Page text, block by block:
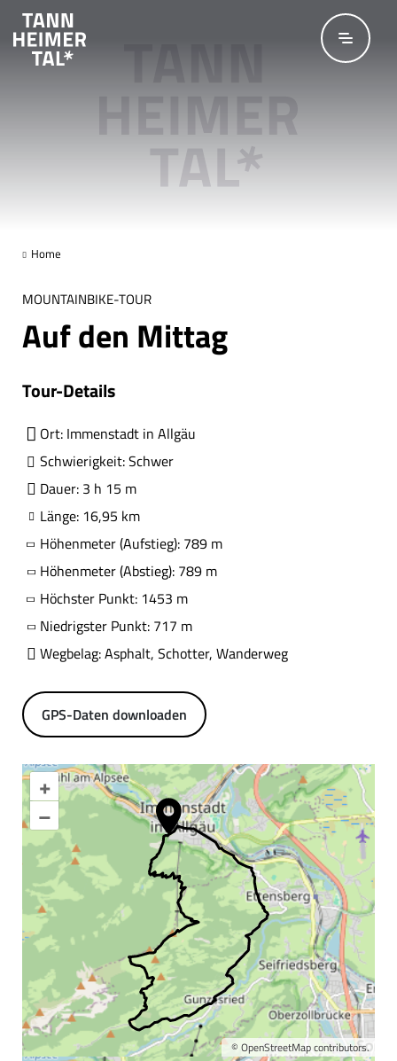
Home
MOUNTAINBIKE-TOUR
Auf den Mittag
Tour-Details
Ort: Immenstadt in Allgäu
Schwierigkeit: Schwer
Dauer: 3 h 15 m
Länge: 16,95 km
Höhenmeter (Aufstieg): 789 m
Höhenmeter (Abstieg): 789 m
Höchster Punkt: 1453 m
Niedrigster Punkt: 717 m
Wegbelag: Asphalt, Schotter, Wanderweg
GPS-Daten downloaden
+
–
© OpenStreetMapcontributors.